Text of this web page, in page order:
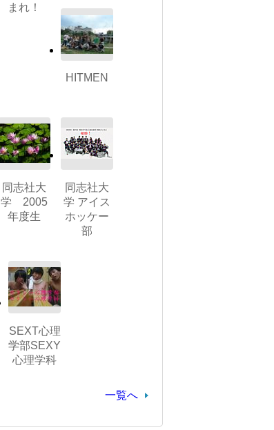
まれ！
HITMEN
同志社大
学 2005
年度生
同志社大
学 アイス
ホッケー
部
SEXT心理
学部SEXY
心理学科
一覧へ